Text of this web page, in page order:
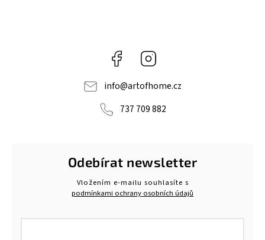
Facebook
info@artofhome.cz
737 709 882
Odebírat newsletter
Vložením e-mailu souhlasíte s
podmínkami ochrany osobních údajů